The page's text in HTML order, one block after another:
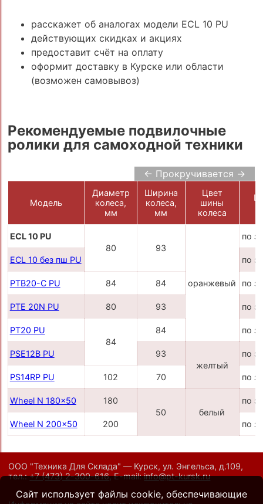
расскажет об аналогах модели ECL 10 PU
действующих скидках и акциях
предоставит счёт на оплату
оформит доставку в Курске или области
(возможен самовывоз)
Рекомендуемые подвилочные
ролики для самоходной техники
← Прокручивается →
Модель
Диаметр
колеса,
мм
Ширина
колеса,
мм
Цвет
шины
колеса
ECL 10 PU
80
93
оранжевый
по
ECL 10 без пш PU по
PTB20-C PU 84 84 по
PTE 20N PU 80 93 по
PT20 PU
84
84 по
PSE12B PU
93
желтый
по
PS14RP PU 102 70 по
Wheel N 180x50
180
50
белый
по
Wheel N 200x50 200 по
ООО "Техника Для Склада" — Курск, ул. Энгельса, д.109,
тел.:+7 (473) 2-300-616,E-mail:info@pt-kursk.ru
Сайт использует файлы cookie, обеспечивающие